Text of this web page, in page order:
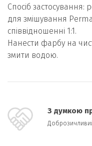
Спосіб застосування:
для змішування
співвідношенні 1:1.
Нанести фарбу на
змити водою.
З думкою